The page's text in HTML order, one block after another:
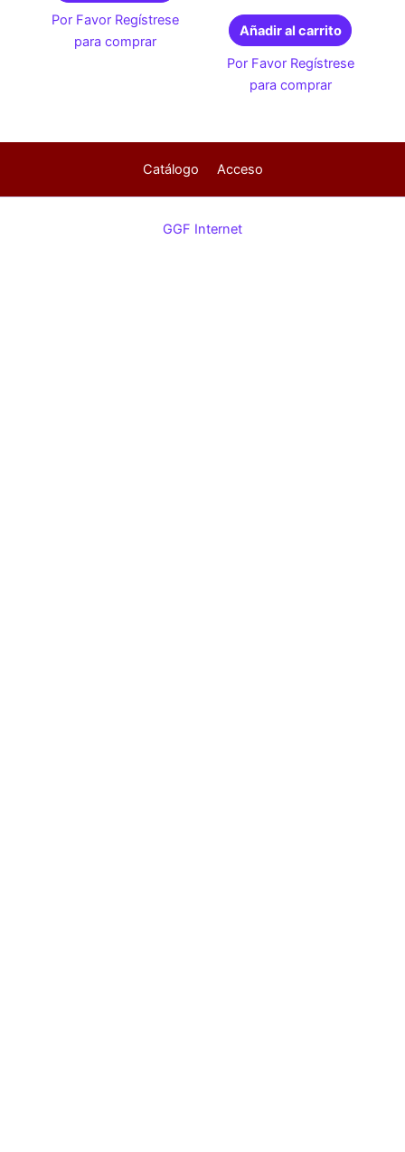
Por Favor Regístrese
para comprar
Añadir al carrito
Por Favor Regístrese
para comprar
Catálogo Acceso
GGF Internet